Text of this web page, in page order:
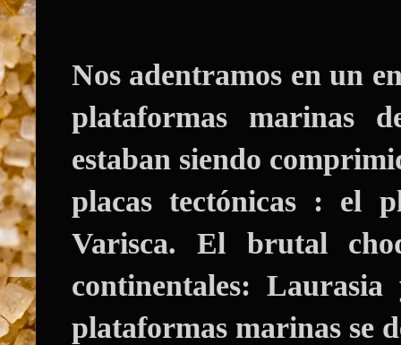
Nos adentramos en un
plataformas marinas
estaban siendo
placas tectónicas : el
Varisca. El brutal
continentales:
plataformas marinas se